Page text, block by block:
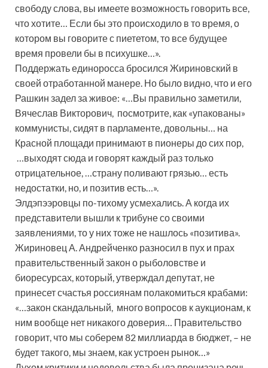
свободу слова, вы имеете возможность говорить все,
что хотите… Если бы это происходило в то время, о
котором вы говорите с пиететом, то все будущее
время провели бы в психушке…».
Поддержать единоросса бросился Жириновский в
своей отработанной манере. Но было видно, что и его
Рашкин задел за живое: «…Вы правильно заметили,
Вячеслав Викторович, посмотрите, как «упакованы»
коммунисты, сидят в парламенте, довольны… на
Красной площади принимают в пионеры до сих пор,
…выходят сюда и говорят каждый раз только
отрицательное, …страну поливают грязью… есть
недостатки, но, и позитив есть…».
Элдэпээровцы по-тихому усмехались. А когда их
представители вышли к трибуне со своими
заявлениями, то у них тоже не нашлось «позитива».
Жириновец А. Андрейченко разносил в пух и прах
правительственный закон о рыболовстве и
биоресурсах, который, утверждал депутат, не
принесет счастья россиянам полакомиться крабами:
«…закон скандальный, много вопросов к аукционам, к
ним вообще нет никакого доверия… Правительство
говорит, что мы соберем 82 миллиарда в бюджет, – не
будет такого, мы знаем, как устроен рынок…»